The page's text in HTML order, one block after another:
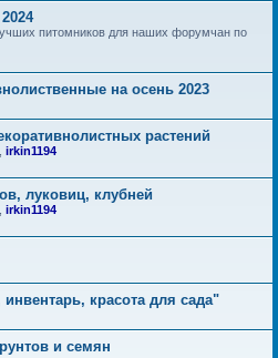
питомников для наших форумчан по
на осень 2023
растений
irkin1194
луковиц, клубней
irkin1194
красота для сада"
и семян